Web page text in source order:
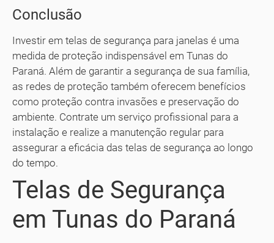
Conclusão
Investir em telas de segurança para janelas é uma
medida de proteção indispensável em Tunas do
Paraná. Além de garantir a segurança de sua família,
as redes de proteção também oferecem benefícios
como proteção contra invasões e preservação do
ambiente. Contrate um serviço profissional para a
instalação e realize a manutenção regular para
assegurar a eficácia das telas de segurança ao longo
do tempo.
Telas de Segurança
em Tunas do Paraná